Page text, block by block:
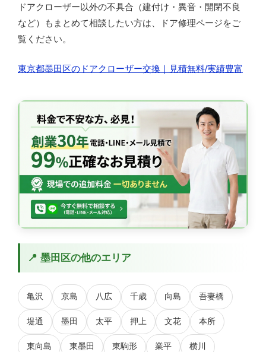
ドアクローザー以外の不具合（建付け・異音・開閉不良
など）もまとめて相談したい方は、ドア修理ページをご
覧ください。
東京都墨田区のドアクローザー交換｜見積無料/実績豊富
📍 墨田区の他のエリア
亀沢 京島 八広 千歳 向島 吾妻橋
堤通 墨田 太平 押上 文花 本所
東向島 東墨田 東駒形 業平 横川